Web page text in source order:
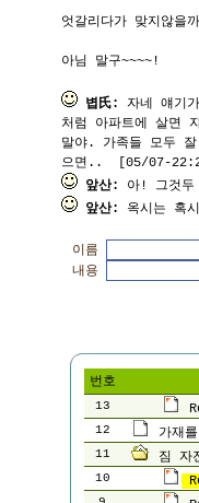
엇갈리다가 맞지않을
아님 말구~~~~!
볍氏:
자네 얘기
처럼 아파트에 살면
말야. 가족들 모두
으면.. [05/07-
앞산:
아! 그것
앞산:
옥시는
이름
내용
번호
13
12
가재
11
짐 자
10